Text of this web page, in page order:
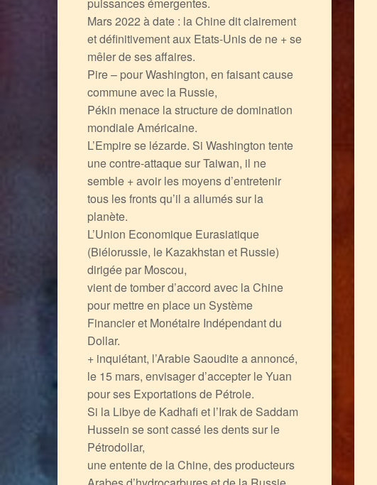
Mars 2022 à date : la Chine dit clairement
et définitivement aux Etats-Unis de ne + se
mêler de ses affaires.
Pire – pour Washington, en faisant cause
commune avec la Russie,
Pékin menace la structure de domination
mondiale Américaine.
L’Empire se lézarde. Si Washington tente
une contre-attaque sur Taiwan, il ne
semble + avoir les moyens d’entretenir
tous les fronts qu’il a allumés sur la
planète.
L’Union Economique Eurasiatique
(Biélorussie, le Kazakhstan et Russie)
dirigée par Moscou,
vient de tomber d’accord avec la Chine
pour mettre en place un Système
Financier et Monétaire Indépendant du
Dollar.
+ inquiétant, l’Arabie Saoudite a annoncé,
le 15 mars, envisager d’accepter le Yuan
pour ses Exportations de Pétrole.
Si la Libye de Kadhafi et l’Irak de Saddam
Hussein se sont cassé les dents sur le
Pétrodollar,
une entente de la Chine, des producteurs